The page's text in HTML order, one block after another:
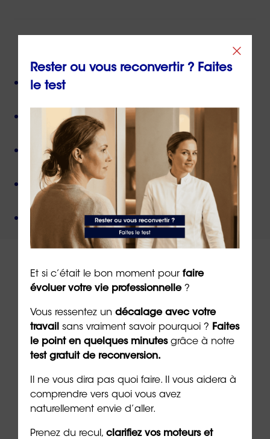
Plus de 800 consultant(e)s expérimenté(e)s
Près de 50 000 personnes accompagnées
sa création,
Des valeurs humanistes de
bienveillance
et de
non-jugement,
Une méthode créée par un docteur en
psychologie,
Un organisme de formationcertifié QUALIOPI
À lire sur le même thème
Rester ou vous reconvertir ? Faites
le test
Et si c’était le bon moment pour faire
évoluer votre vie professionnelle?
Vous ressentez un décalage avec votre
travail sans vraiment savoir pourquoi ? Faites
le point en quelques minutesgrâce à notre
test gratuit de reconversion.
Il ne vous dira pas quoi faire. Il vous aidera à
comprendre vers quoi vous avez
naturellement envie d’aller.
Prenez du recul, clarifiez vos moteurs et